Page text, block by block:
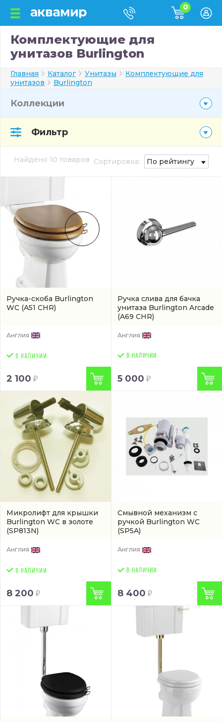
0
Комплектующие для
унитазов Burlington
Главная Каталог Унитазы
Комплектующие для
унитазов
Burlington
Коллекции
Фильтр
Найдено 10 товаров Сортировка: По рейтингу
Ручка-скоба Burlington
WC (A51 CHR)
Англия
2 100
Ручка слива для бачка
унитаза Burlington Arcade
(A69 CHR)
Англия
В НАЛИЧИИ
5 000
Микролифт для крышки
Burlington WC в золоте
(SP813N)
Англия
8 200
Смывной механизм с
ручкой Burlington WC
(SP5A)
Англия
В НАЛИЧИИ
8 400